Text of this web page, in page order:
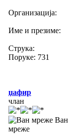
Организација:
Име и презиме:
Струка:
Поруке: 731
џафир
члан
Ван
мреже